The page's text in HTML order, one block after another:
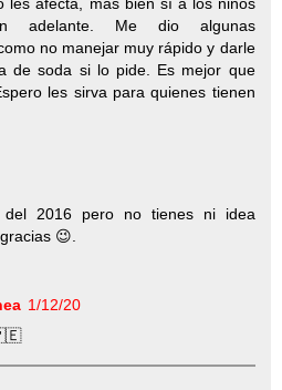
Me dio algunas
no manejar muy rápido y darle
de soda si lo pide. Es mejor que
les sirva para quienes tienen
del 2016 pero no tienes ni idea
😉.
1/12/20